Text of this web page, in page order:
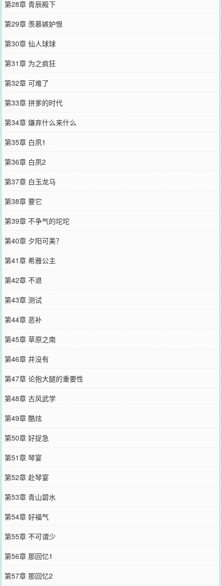
第28章 青辰殿下
第29章 羡慕嫉妒恨
第30章 仙人球球
第31章 为之疯狂
第32章 可难了
第33章 拼爹的时代
第34章 嫌弃什么来什么
第35章 白夙1
第36章 白夙2
第37章 白玉龙马
第38章 要它
第39章 不争气的坨坨
第40章 夕阳可美？
第41章 希雅公主
第42章 不退
第43章 测试
第44章 恶补
第45章 草原之南
第46章 并没有
第47章 论抱大腿的重要性
第48章 古风武学
第49章 酷炫
第50章 好捉急
第51章 琴宴
第52章 赴琴宴
第53章 青山碧水
第54章 好福气
第55章 不可谓少
第56章 那回忆1
第57章 那回忆2